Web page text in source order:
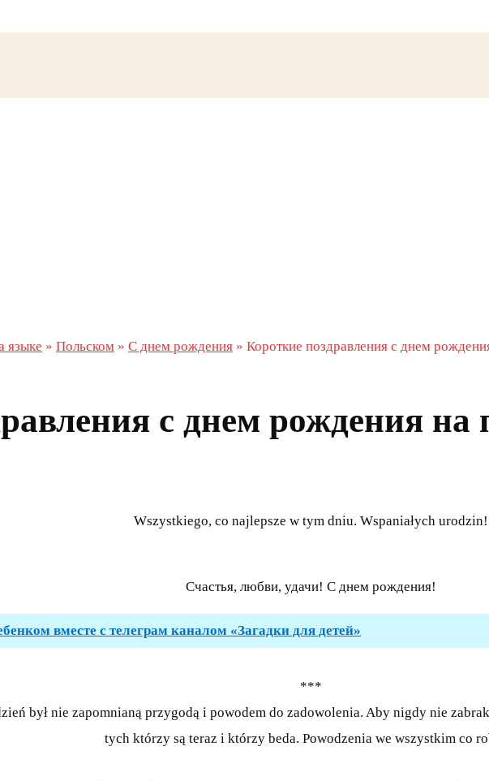
языке » Польском » С днем рождения » Короткие поздравления с днем
с днем рождения на
Wszystkiego, co najlepsze w tym dniu. Wspaniałych urodzin!
Счастья, любви, удачи! С днем рождения!
вместе с телеграм каналом «Загадки для детей»
***
był nie zapomnianą przygodą i powodem do zadowolenia. Aby nigdy nie
tych którzy są teraz i którzy beda. Powodzenia we wszystkim co